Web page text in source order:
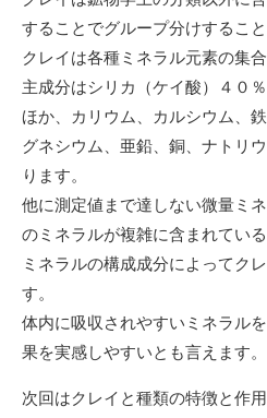
することでグループ分けすること
クレイは各種ミネラル元素の集
主成分はシリカ（ケイ酸）４０
ほか、カリウム、カルシウム、
グネシウム、亜鉛、銅、ナトリ
ります。
他に測定値まで達しない微量ミ
のミネラルが複雑に含まれている
ミネラルの構成成分によってク
す。
体内に吸収されやすいミネラル
果を実感しやすいとも言えます。
次回はクレイと種類の特徴と作